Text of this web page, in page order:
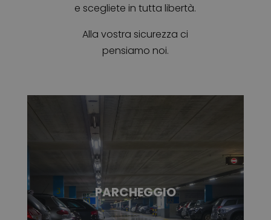
e scegliete in tutta libertà.
Alla vostra sicurezza ci
pensiamo noi.
PARCHEGGIO